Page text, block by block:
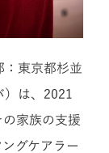
：東京都杉並
）は、2021
家族の支援
グケアラー